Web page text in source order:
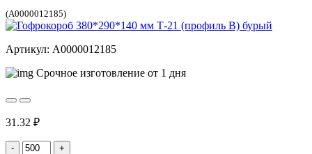
(A0000012185)
Артикул: A0000012185
Срочное изготовление от 1 дня
31.32 ₽